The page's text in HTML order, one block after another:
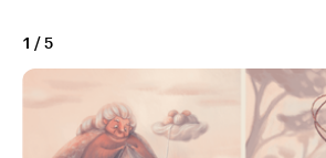
1 / 5